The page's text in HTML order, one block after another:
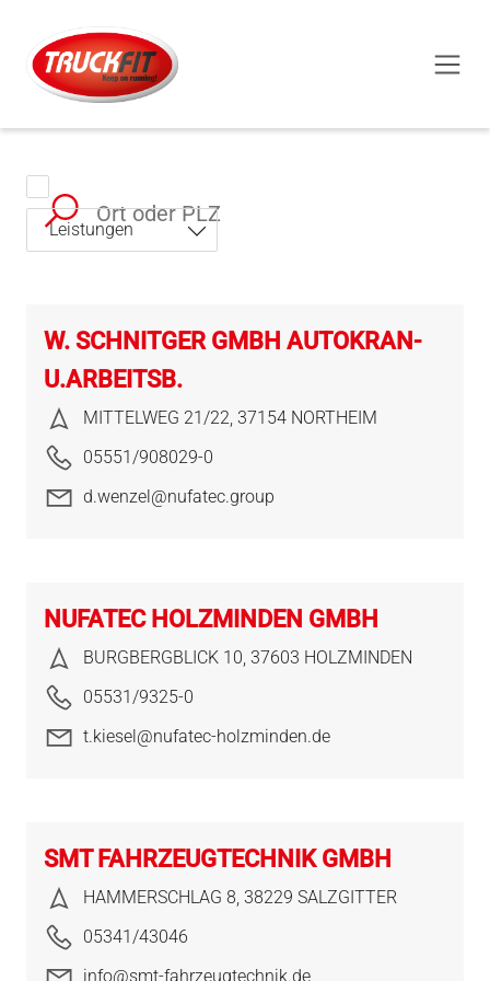
Leistungen
W. SCHNITGER GMBH AUTOKRAN-
U.ARBEITSB.
MITTELWEG 21/22, 37154 NORTHEIM
05551/908029-0
d.wenzel@nufatec.group
NUFATEC HOLZMINDEN GMBH
BURGBERGBLICK 10, 37603 HOLZMINDEN
05531/9325-0
t.kiesel@nufatec-holzminden.de
SMT FAHRZEUGTECHNIK GMBH
HAMMERSCHLAG 8, 38229 SALZGITTER
05341/43046
info@smt-fahrzeugtechnik.de